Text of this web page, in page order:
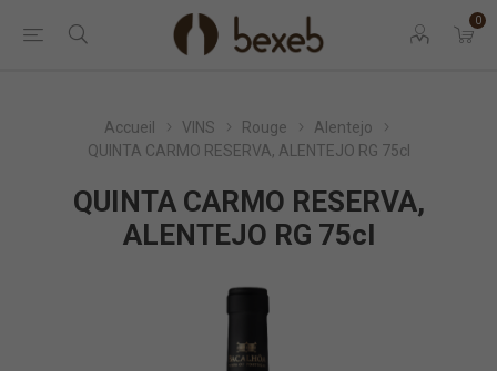
0
Accueil VINS Rouge
Alentejo
QUINTA CARMO RESERVA, ALENTEJO RG 75cl
QUINTA CARMO RESERVA,
ALENTEJO RG 75cl